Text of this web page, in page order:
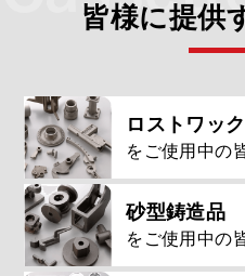
皆様に提供
ロストワッ
をご使用中の
砂型鋳造品
をご使用中の